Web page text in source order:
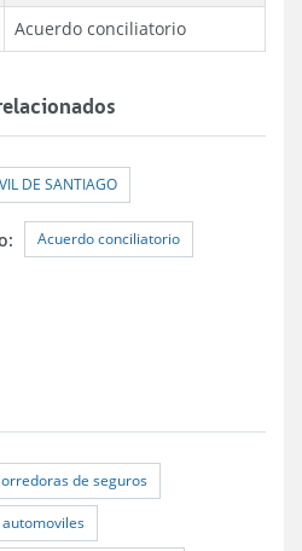
Acuerdo conciliatorio
DE SANTIAGO
Acuerdo conciliatorio
de seguros